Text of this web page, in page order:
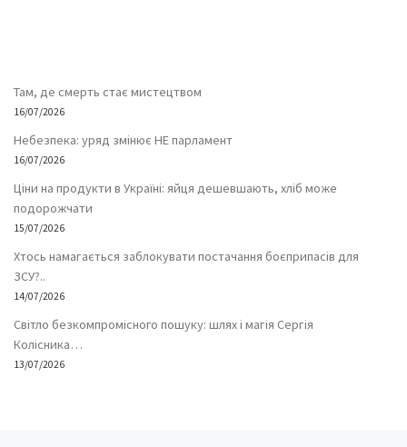
Там, де смерть стає мистецтвом
16/07/2026
Небезпека: уряд змінює НЕ парламент
16/07/2026
Ціни на продукти в Україні: яйця дешевшають, хліб може
подорожчати
15/07/2026
Хтось намагається заблокувати постачання боєприпасів для
ЗСУ?..
14/07/2026
Світло безкомпромісного пошуку: шлях і магія Сергія
Колісника…
13/07/2026